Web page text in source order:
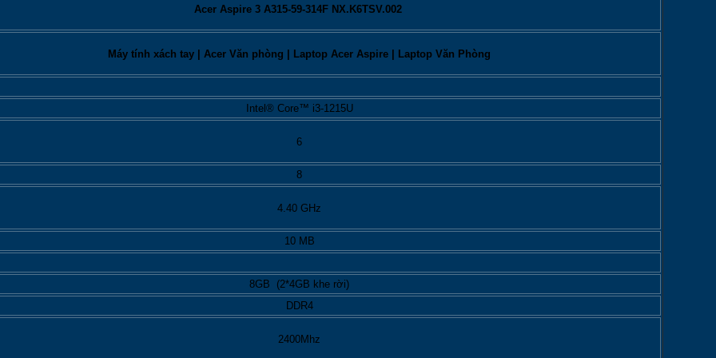
Acer Aspire 3 A315-59-314F NX.K6TSV.002
Máy tính xách tay | Acer Văn phòng Laptop Acer Aspire Laptop Văn Phòng
Intel® Core™ i3-1215U
6
8
4.40 GHz
10 MB
8GB (2*4GB khe rời)
DDR4
2400Mhz